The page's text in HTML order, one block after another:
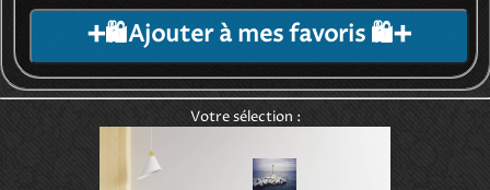
➕🛍️Ajouter à mes favoris 🛍️➕
Votre sélection :